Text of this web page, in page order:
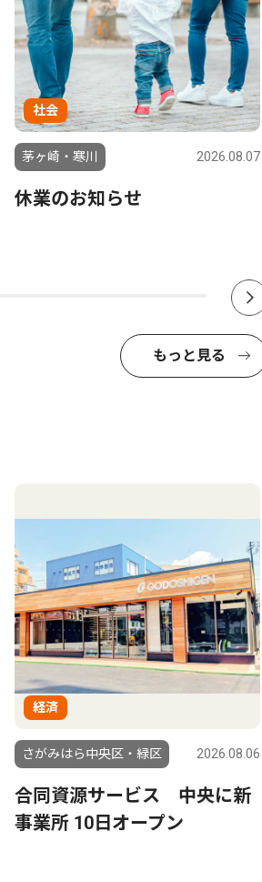
社会
茅ヶ崎・寒川 2026.08.07
休業のお知らせ
もっと見る
経済
さがみはら中央区・緑区 2026.08.06
合同資源サービス 中央に新
事業所 10日オープン